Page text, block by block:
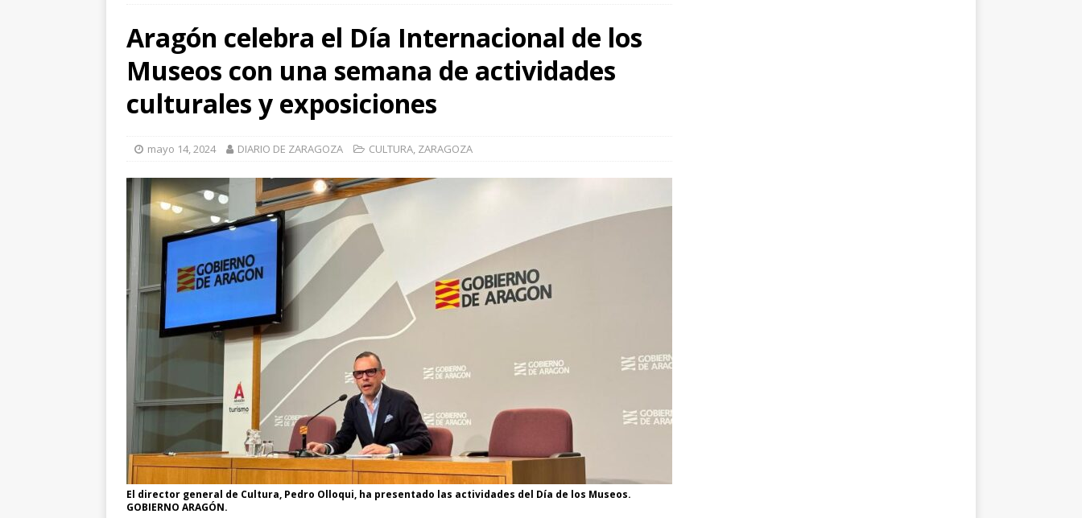
la Diputación de Zaragoza con las entradas agotadas
CULTURA
[ julio 31, 2026 ] Zaragoza congela un año más los impuestos municipales y
actualiza al IPC las tasas de residuos y abastecimiento de agua
[ julio 31, 2026 ]
de Santiago de la catedral de Tarazona tras una inversión de 304.000 euros
[ julio 31, 2026 ]
interceptaron poco después de robar en el interior de más de media docena de
vehículos
ZARAGOZA
Aragón celebra el Día Internacional de los
Museos con una semana de actividades
culturales y exposiciones
mayo 14, 2024 DIARIO DE ZARAGOZA CULTURA, ZARAGOZA
El director general de Cultura, Pedro Olloqui, ha presentado las actividades del Día de los Museos.
GOBIERNO ARAGÓN.